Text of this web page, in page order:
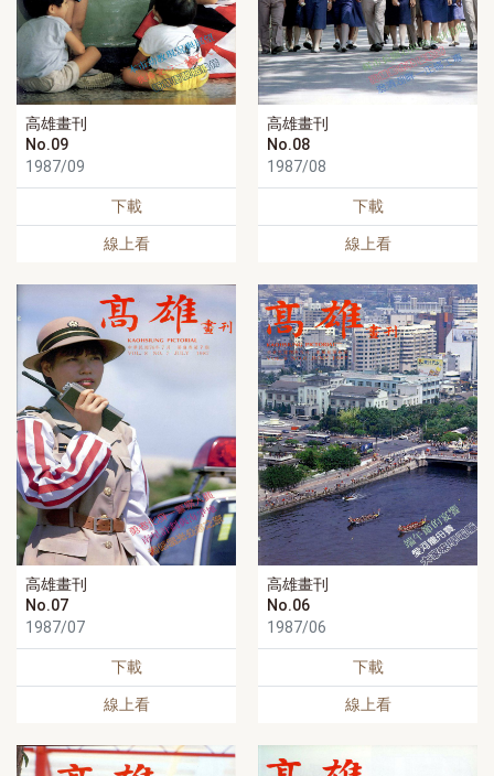
高雄畫刊
No.09
1987/09
下載
線上看
高雄畫刊
No.08
1987/08
下載
線上看
高雄畫刊
No.07
1987/07
下載
線上看
高雄畫刊
No.06
1987/06
下載
線上看